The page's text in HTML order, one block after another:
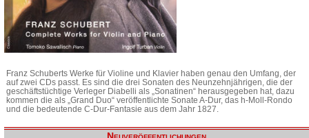
Franz Schuberts Werke für Violine und Klavier haben genau den Umfang, der
auf zwei CDs passt. Es sind die drei Sonaten des Neunzehnjährigen, die der
geschäftstüchtige Verleger Diabelli als „Sonatinen“ herausgegeben hat, dazu
kommen die als „Grand Duo“ veröffentlichte Sonate A-Dur, das h-Moll-Rondo
und die bedeutende C-Dur-Fantasie aus dem Jahr 1827.